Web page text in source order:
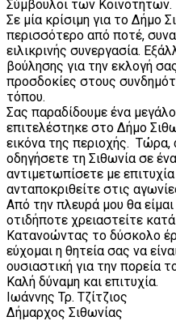
Σύμβουλοι των Κοινοτήτων.
Σε μία κρίσιμη για το Δήμο
περισσότερο από ποτέ,
ειλικρινής συνεργασία.
βούλησης για την εκλογή
προσδοκίες στους
τόπου.
Σας παραδίδουμε ένα
επιτελέστηκε στο Δήμο
εικόνα της περιοχής. Τώρα,
οδηγήσετε τη Σιθωνία σε
αντιμετωπίσετε με
ανταποκριθείτε στις
Από την πλευρά μου θα
οτιδήποτε χρειαστείτε
Κατανοώντας το δύσκολο
εύχομαι η θητεία σας να
ουσιαστική για την πορεία
Καλή δύναμη και επιτυχία.
Ιωάννης Τρ. Τζίτζιος
Δήμαρχος Σιθωνίας